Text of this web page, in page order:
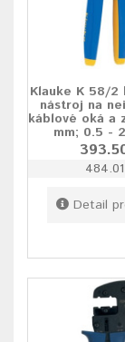
Klauke K 58/2
nástroj na
káblové oká a
mm; 0.5 -
Detail